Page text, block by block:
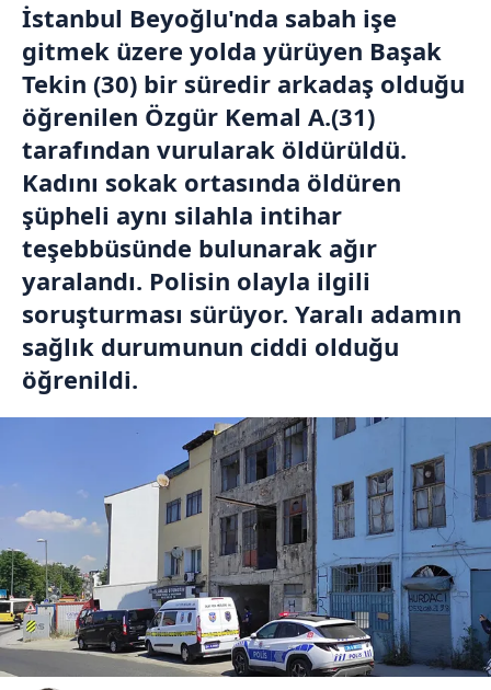
İstanbul Beyoğlu'nda sabah işe
gitmek üzere yolda yürüyen Başak
Tekin (30) bir süredir arkadaş olduğu
öğrenilen Özgür Kemal A.(31)
tarafından vurularak öldürüldü.
Kadını sokak ortasında öldüren
şüpheli aynı silahla intihar
teşebbüsünde bulunarak ağır
yaralandı. Polisin olayla ilgili
soruşturması sürüyor. Yaralı adamın
sağlık durumunun ciddi olduğu
öğrenildi.